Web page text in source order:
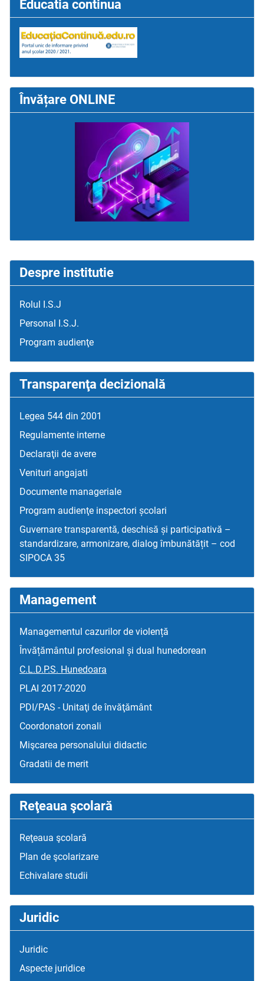
Despre institutie
Rolul I.S.J
Personal I.S.J.
Program audienţe
Transparenţa decizională
Legea 544 din 2001
Regulamente interne
Declaraţii de avere
Venituri angajati
Documente manageriale
Program audienţe inspectori școlari
Guvernare transparentă, deschisă și participativă –
standardizare, armonizare, dialog îmbunătățit – cod
SIPOCA 35
Management
Managementul cazurilor de violență
Învățământul profesional și dual hunedorean
C.L.D.P.S. Hunedoara
PLAI 2017-2020
PDI/PAS - Unitaţi de învăţământ
Coordonatori zonali
Mişcarea personalului didactic
Gradatii de merit
Reţeaua şcolară
Reţeaua şcolară
Plan de şcolarizare
Echivalare studii
Juridic
Juridic
Aspecte juridice
Educatia continua
Învățare ONLINE